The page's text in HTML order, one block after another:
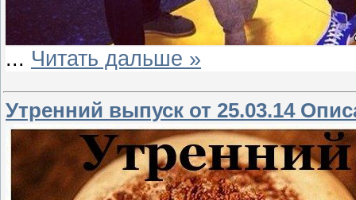
... Читать дальше »
Утренний выпуск от 25.03.14